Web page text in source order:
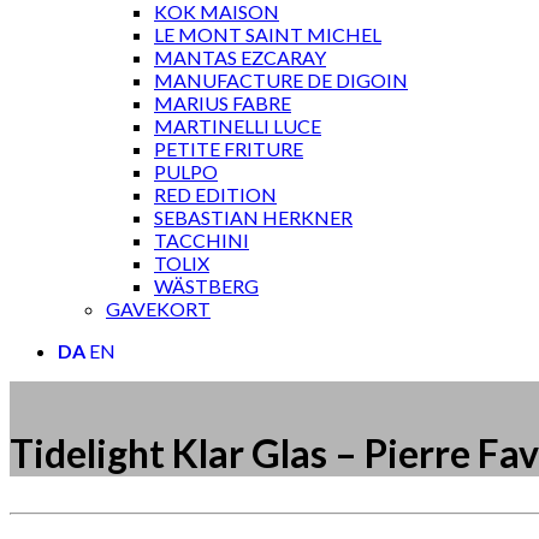
KOK MAISON
LE MONT SAINT MICHEL
MANTAS EZCARAY
MANUFACTURE DE DIGOIN
MARIUS FABRE
MARTINELLI LUCE
PETITE FRITURE
PULPO
RED EDITION
SEBASTIAN HERKNER
TACCHINI
TOLIX
WÄSTBERG
GAVEKORT
DA EN
Tidelight Klar Glas – Pierre